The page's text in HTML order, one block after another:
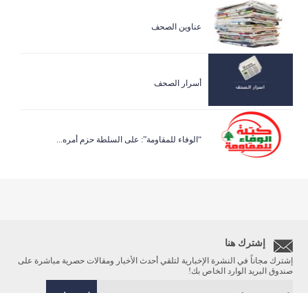
عناوين الصحف
أسرار الصحف
“الوفاء للمقاومة”: على السلطة حزم أمره...
إشترك هنا
إشترك مجاناً في النشرة الإخبارية لتلقي أحدث الأخبار ومقالات حصرية مباشرة على
صندوق البريد الوارد الخاص بك!